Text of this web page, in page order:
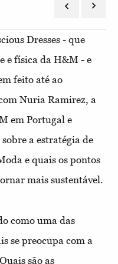
Dresses - que
e física da H&M - e
feito até ao
Nuria Ramirez, a
em Portugal e
a estratégia de
e quais os pontos
mais sustentável.
como uma das
se preocupa com a
são as